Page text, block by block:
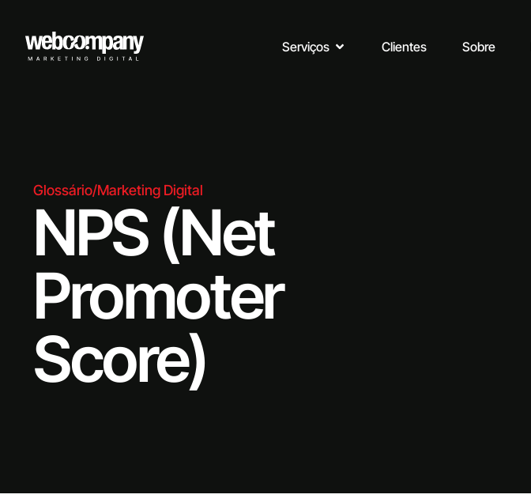
Serviços Clientes Sobre
Glossário/Marketing Digital
NPS (Net
Promoter
Score)